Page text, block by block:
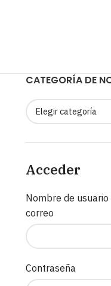
CATEGORÍA DE
Acceder
Nombre de usuario
correo
Contraseña